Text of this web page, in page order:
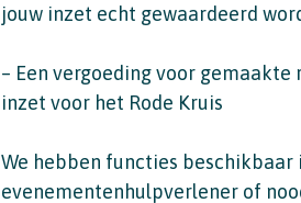
jouw inzet echt gewaardeerd
– Een vergoeding voor
inzet voor het Rode Kruis
We hebben functies beschikbaar
evenementenhulpverlener of